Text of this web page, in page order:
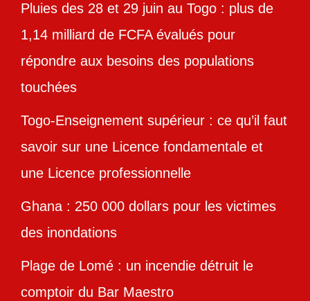
Pluies des 28 et 29 juin au Togo : plus de
1,14 milliard de FCFA évalués pour
répondre aux besoins des populations
touchées
Togo-Enseignement supérieur : ce qu’il faut
savoir sur une Licence fondamentale et
une Licence professionnelle
Ghana : 250 000 dollars pour les victimes
des inondations
Plage de Lomé : un incendie détruit le
comptoir du Bar Maestro